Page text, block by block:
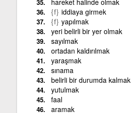
{f} iddiaya girmek
{f} yapılmak
yeri belirli bir yer olmak
sayılmak
ortadan kaldırılmak
yaraşmak
sınama
belirli bir durumda kalmak
yutulmak
faal
aramak